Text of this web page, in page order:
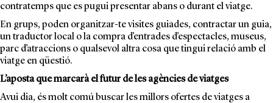
contratemps que es pugui presentar abans o durant el viatge.
En grups, poden organitzar-te visites guiades, contractar un guia,
un traductor local o la compra d’entrades d’espectacles, museus,
parc d’atraccions o qualsevol altra cosa que tingui relació amb el
viatge en qüestió.
L’aposta que marcarà el futur de les agències de viatges
Avui dia, és molt comú buscar les millors ofertes de viatges a